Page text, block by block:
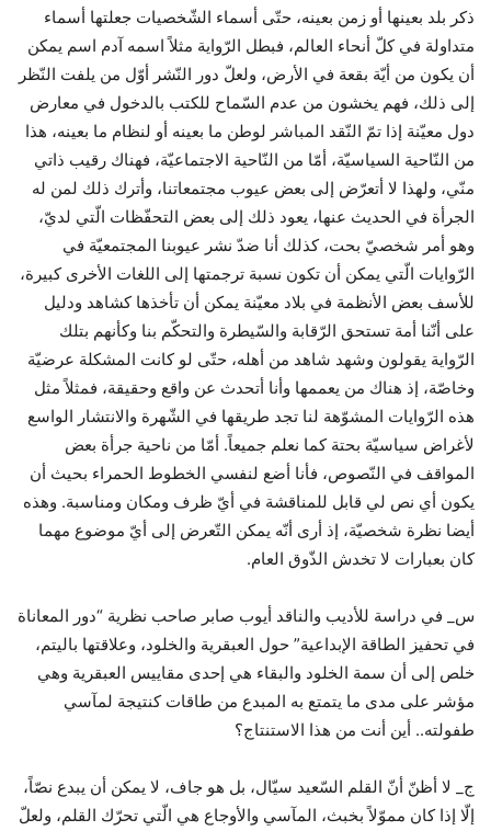
ذكر بلد بعينها أو زمن بعينه، حتّى أسماء الشّخصيات جعلتها أسماء
متداولة في كلّ أنحاء العالم، فبطل الرّواية مثلاً اسمه آدم اسم يمكن
أن يكون من أيّة بقعة في الأرض، ولعلّ دور النّشر أوّل من يلفت النّظر
إلى ذلك، فهم يخشون من عدم السّماح للكتب بالدخول في معارض
دول معيّنة إذا تمّ النّقد المباشر لوطن ما بعينه أو لنظام ما بعينه، هذا
من النّاحية السياسيّة، أمّا من النّاحية الاجتماعيّة، فهناك رقيب ذاتي
منّي، ولهذا لا أتعرّض إلى بعض عيوب مجتمعاتنا، وأترك ذلك لمن له
الجرأة في الحديث عنها، يعود ذلك إلى بعض التحفّظات الّتي لديّ،
وهو أمر شخصيّ بحت، كذلك أنا ضدّ نشر عيوبنا المجتمعيّة في
الرّوايات الّتي يمكن أن تكون نسبة ترجمتها إلى اللغات الأخرى كبيرة،
للأسف بعض الأنظمة في بلاد معيّنة يمكن أن تأخذها كشاهد ودليل
على أنّنا أمة تستحق الرّقابة والسّيطرة والتحكّم بنا وكأنهم بتلك
الرّواية يقولون وشهد شاهد من أهله، حتّى لو كانت المشكلة عرضيّة
وخاصّة، إذ هناك من يعممها وأنا أتحدث عن واقع وحقيقة، فمثلاً مثل
هذه الرّوايات المشوّهة لنا تجد طريقها في الشّهرة والانتشار الواسع
لأغراض سياسيّة بحتة كما نعلم جميعاً. أمّا من ناحية جرأة بعض
المواقف في النّصوص، فأنا أضع لنفسي الخطوط الحمراء بحيث أن
يكون أي نص لي قابل للمناقشة في أيّ ظرف ومكان ومناسبة. وهذه
أيضا نظرة شخصيّة، إذ أرى أنّه يمكن التّعرض إلى أيّ موضوع مهما
كان بعبارات لا تخدش الذّوق العام.
س_ في دراسة للأديب والناقد أيوب صابر صاحب نظرية “دور المعاناة
في تحفيز الطاقة الإبداعية” حول العبقرية والخلود، وعلاقتها باليتم،
خلص إلى أن سمة الخلود والبقاء هي إحدى مقاييس العبقرية وهي
مؤشر على مدى ما يتمتع به المبدع من طاقات كنتيجة لمآسي
طفولته.. أين أنت من هذا الاستنتاج؟
ج_ لا أظنّ أنّ القلم السّعيد سيّال، بل هو جاف، لا يمكن أن يبدع نصّاً،
إلّا إذا كان مموّلاً بخبث، المآسي والأوجاع هي الّتي تحرّك القلم، ولعلّ